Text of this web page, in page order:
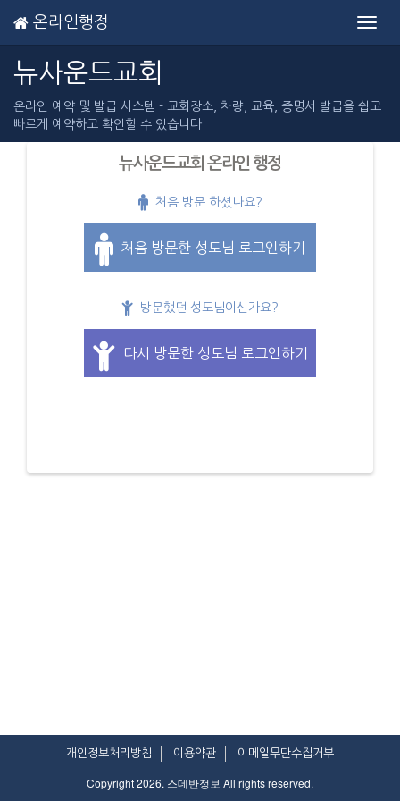
온라인행정
뉴사운드교회
온라인 예약 및 발급 시스템 - 교회장소, 차량, 교육, 증명서 발급을 쉽고
빠르게 예약하고 확인할 수 있습니다
뉴사운드교회 온라인 행정
처음 방문 하셨나요?
처음 방문한 성도님 로그인하기
방문했던 성도님이신가요?
다시 방문한 성도님 로그인하기
개인정보처리방침 이용약관 이메일무단수집거부
Copyright 2026. 스데반정보 All rights reserved.